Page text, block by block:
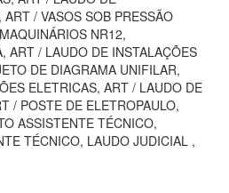
/ VASOS SOB PRESSÃO
NR12,
ART / LAUDO DE INSTALAÇÕES
DE DIAGRAMA UNIFILAR,
ELETRICAS, ART / LAUDO DE
/ POSTE DE ELETROPAULO,
ASSISTENTE TÉCNICO,
TÉCNICO, LAUDO JUDICIAL ,